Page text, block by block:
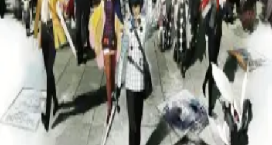
Ongoing
нова JRPG від творців Persona. фентезійний світ, де раси
ненавидять одне одного, а головний герой - приниженого
племені - вступає у виборчу гонку за трон. Atlus
переносить свою формулу (соціальні зв'язки + данжони +
календар) у класичне фентезі з відкритими політичними